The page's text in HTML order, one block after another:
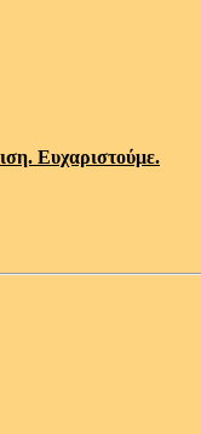
Ευχαριστούμε.